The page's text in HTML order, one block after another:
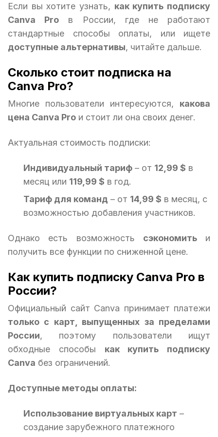
Если вы хотите узнать, как купить подписку
Canva Pro в России, где не работают
стандартные способы оплаты, или ищете
доступные альтернативы, читайте дальше.
Сколько стоит подписка на
Canva Pro?
Многие пользователи интересуются, какова
цена Canva Pro и стоит ли она своих денег.
Актуальная стоимость подписки:
Индивидуальный тариф – от 12,99 $ в
месяц или 119,99 $ в год.
Тариф для команд – от 14,99 $ в месяц, с
возможностью добавления участников.
Однако есть возможность сэкономитьи
получить все функции по сниженной цене.
Как купить подписку Canva Pro в
России?
Официальный сайт Canva принимает платежи
только с карт, выпущенных за пределами
России, поэтому пользователи ищут
обходные способы как купить подписку
Canva без ограничений.
Доступные методы оплаты:
Использование виртуальных карт –
создание зарубежного платежного